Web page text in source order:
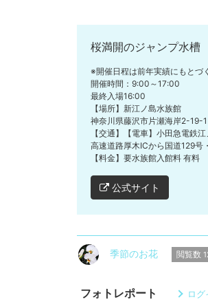
桜満開のジャンプ水槽
※開催日程は前年実績にもとづ
開催時間：9:00～17:00
最終入場16:00
【場所】新江ノ島水族館
神奈川県藤沢市片瀬海岸2-19-1
【交通】【電車】小田急電鉄
高速道路厚木ICから国道129
【料金】要水族館入館料 有料
公式サイト
季節のお花 閲覧数
フォトレポート ロ